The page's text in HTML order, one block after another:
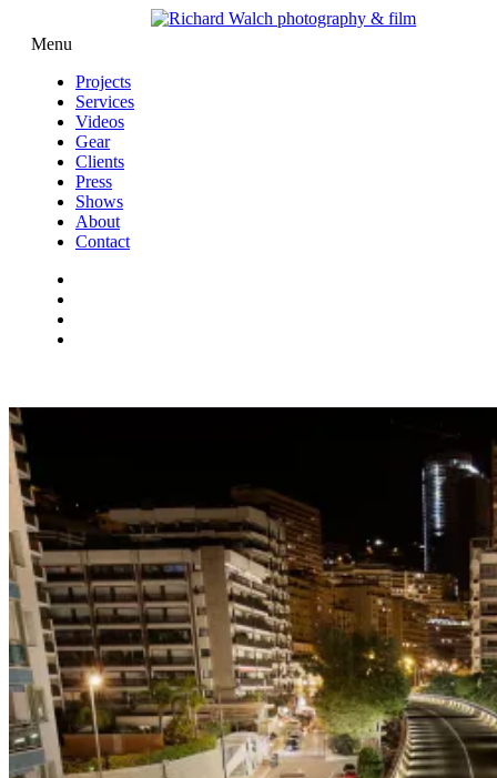
Menu
Projects
Services
Videos
Gear
Clients
Press
Shows
About
Contact